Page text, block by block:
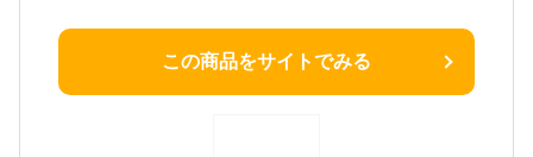
この商品をサイトでみる